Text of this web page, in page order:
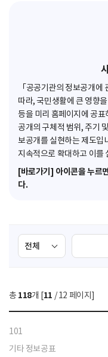
「공공기관의 정보공개
따라, 국민생활에 큰 영향
등을 미리 홈페이지에 공
공개의 구체적 범위, 주기
보공개를 실현하는 제도입
지속적으로 확대하고 이를
[바로가기] 아이콘을 누르
다.
검
색
선
택
색
총 118개 [11 / 12 페이지]
101
기타 정보공표